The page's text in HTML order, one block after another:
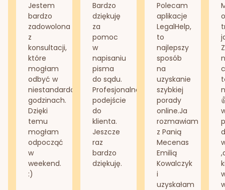
Jestem
bardzo
zadowolona
z
konsultacji,
które
mogłam
odbyć w
niestandardowych
godzinach.
Dzięki
temu
mogłam
odpocząć
w
weekend.
:)
Bardzo
dziękuję
za
pomoc
w
napisaniu
pisma
do sądu.
Profesjonalne
podejście
do
klienta.
Jeszcze
raz
bardzo
dziękuję.
Polecam
aplikacje
LegalHelp,
to
najlepszy
sposób
na
uzyskanie
szybkiej
porady
online.Ja
rozmawiam
z Panią
Mecenas
Emilią
Kowalczyk
i
uzyskałam